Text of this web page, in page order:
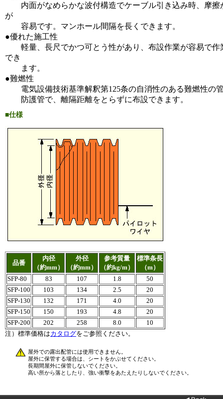
内面がなめらかな波付構造でケーブル引き込み時、摩擦
が
容易です。マンホール間隔を長くできます。
●優れた施工性
軽量、長尺でかつ可とう性があり、布設作業が容易で作
でき
ます。
●難燃性
電気設備技術基準解釈第125条の自消性のある難燃性の
防護管で、離隔距離をとらずに布設できます。
■仕様
品番
内径
（約mm）
外径
（約mm）
参考質量
（約kg/m）
標準条長
（m）
SFP-80
83 107 1.8
50
SFP-100
103 134 2.5
20
SFP-130
132 171 4.0
20
SFP-150
150 193 4.8
20
SFP-200
202 258 8.0
10
注）標準価格はカタログをご参照ください。
屋外での露出配管には使用できません。
屋外に保管する場合は、シートをかぶせてください。
長期間屋外に保管しないでください。
高い所から落としたり、強い衝撃をあたえたりしないでください。